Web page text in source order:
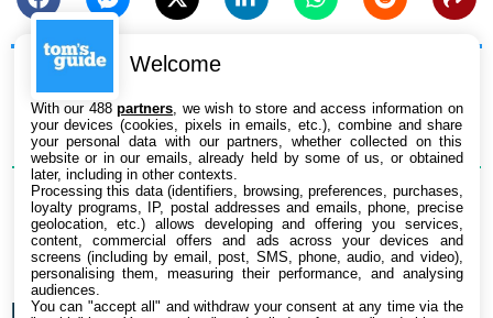
FacebookMessengerTwitter Linkedin WhatsappReddit
COMMENTAIRE
Les derniers articles
Welcome
With our 488partners , we wish to store and access information on
your devices (cookies, pixels in emails, etc.), combine and share
your personal data with our partners, whether collected on this
website or in our emails, already held by some of us, or obtained
later, including in other contexts.
Processing this data (identifiers, browsing, preferences, purchases,
loyalty programs, IP, postal addresses and emails, phone, precise
geolocation, etc.) allows developing and offering you services,
content, commercial offers and ads across your devices and
screens (including by email, post, SMS, phone, audio, and video),
personalising them, measuring their performance, and analysing
audiences.
You can "accept all" and withdraw your consent at any time via the